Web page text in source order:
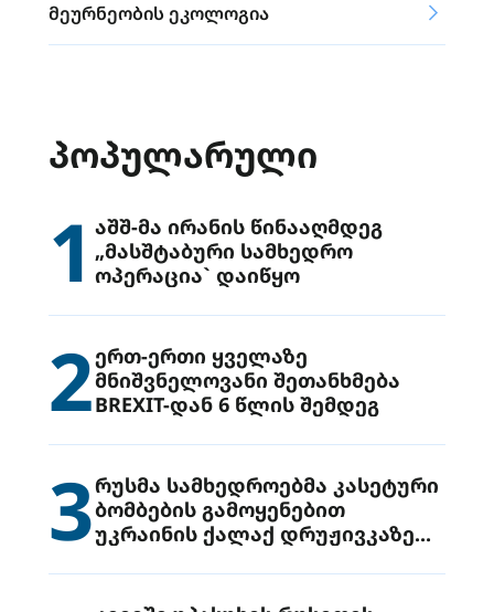
მეურნეობის ეკოლოგია
ᲞᲝᲞᲣᲚᲐᲠᲣᲚᲘ
1 აშშ-მა ირანის წინააღმდეგ
„მასშტაბური სამხედრო
ოპერაცია` დაიწყო
2ერთ-ერთი ყველაზე
მნიშვნელოვანი შეთანხმება
BREXIT-დან 6 წლის შემდეგ
3რუსმა სამხედროებმა კასეტური
ბომბების გამოყენებით
უკრაინის ქალაქ დრუჟივკაზე